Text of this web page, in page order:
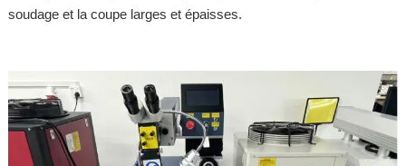
soudage et la coupe larges et épaisses.